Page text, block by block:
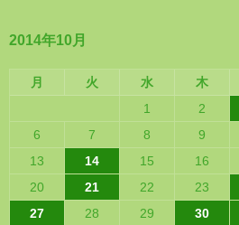
2014年10月
月 火 水 木
1
2
6
7 8 9
13
14 15 16
20
21 22 23
27
28 29 30